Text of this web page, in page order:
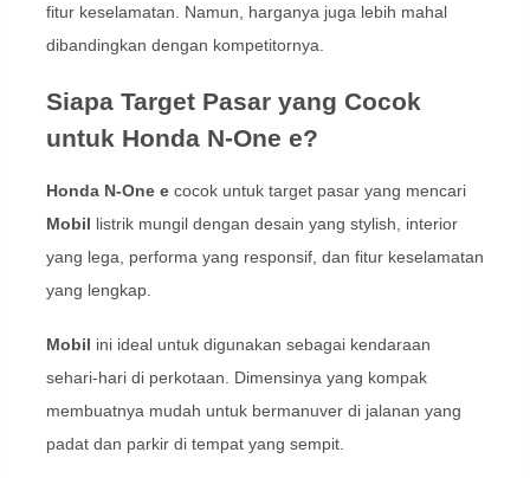
fitur keselamatan. Namun, harganya juga lebih mahal
dibandingkan dengan kompetitornya.
Siapa Target Pasar yang Cocok
untuk Honda N-One e?
Honda N-One ecocok untuk target pasar yang mencari
Mobil listrik mungil dengan desain yang stylish, interior
yang lega, performa yang responsif, dan fitur keselamatan
yang lengkap.
Mobil ini ideal untuk digunakan sebagai kendaraan
sehari-hari di perkotaan. Dimensinya yang kompak
membuatnya mudah untuk bermanuver di jalanan yang
padat dan parkir di tempat yang sempit.